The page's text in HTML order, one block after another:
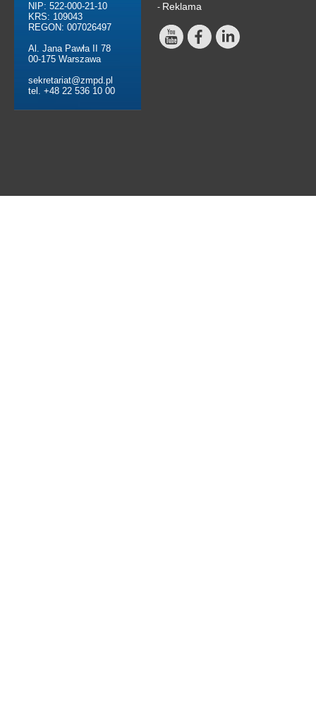
NIP: 522-000-21-10
KRS: 109043
REGON: 007026497
Al. Jana Pawła II 78
00-175 Warszawa
sekretariat@zmpd.pl
tel. +48 22 536 10 00
- Reklama